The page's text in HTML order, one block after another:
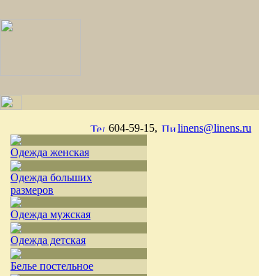
604-59-15, linens@linens.ru
Одежда женская
Одежда больших
размеров
Одежда мужская
Одежда детская
Белье постельное